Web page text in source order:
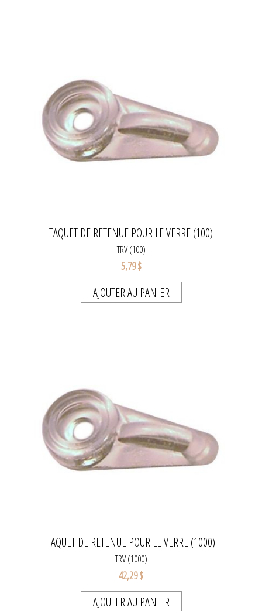
TAQUET DE RETENUE POUR LE VERRE (100)
TRV (100)
5,79 $
AJOUTER AU PANIER
TAQUET DE RETENUE POUR LE VERRE (1000)
TRV (1000)
42,29 $
AJOUTER AU PANIER